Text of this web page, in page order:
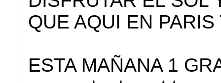
QUE AQUI EN
ESTA MAÑANA 1